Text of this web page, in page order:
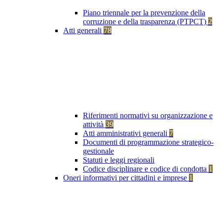
Piano triennale per la prevenzione della
corruzione e della trasparenza (PTPCT) 2
Atti generali 78
Riferimenti normativi su organizzazione e
attività 39
Atti amministrativi generali 7
Documenti di programmazione strategico-
gestionale
Statuti e leggi regionali
Codice disciplinare e codice di condotta 1
Oneri informativi per cittadini e imprese 1